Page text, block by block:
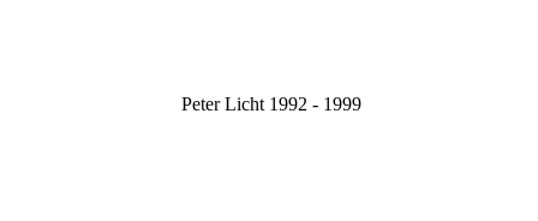
Peter Licht 1992 - 1999